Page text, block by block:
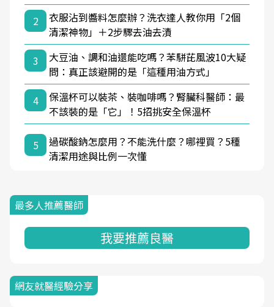
2
衣服沾到醬料怎麼辦？洗衣達人教你用「2個
清潔神物」＋2步驟去油去漬
3
大豆油、調和油還能吃嗎？苯駢芘風波10大疑
問：真正該避開的是「這種用油方式」
4
保溫杯可以裝茶、裝咖啡嗎？腎臟科醫師：最
不該裝的是「它」！5招挑安全保溫杯
5
過碳酸鈉怎麼用？不能洗什麼？哪裡買？5種
清潔用途與比例一次懂
最多人推薦醫師
我要推薦良醫
網友就醫經驗分享